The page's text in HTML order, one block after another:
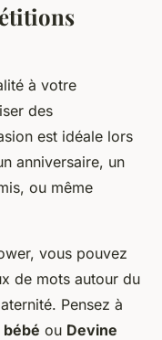
à votre
des
est idéale lors
anniversaire, un
ou même
vous pouvez
de mots autour du
Pensez à
ou Devine